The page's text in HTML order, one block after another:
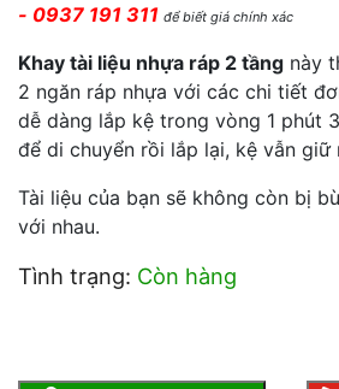
- 0937 191 311 để biết giá chính xác
Khay tài liệu nhựa ráp 2 tầng này
2 ngăn ráp nhựa với các chi tiết
dễ dàng lắp kệ trong vòng 1 phút
để di chuyển rồi lắp lại, kệ vẫn giữ
Tài liệu của bạn sẽ không còn bị
với nhau.
Tình trạng: Còn hàng